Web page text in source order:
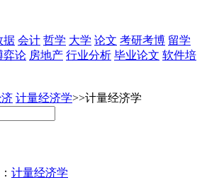
据 会计 哲学 大学 论文 考研考博 留学
弈论 房地产 行业分析 毕业论文 软件培
计量经济学>>计量经济学
计量经济学